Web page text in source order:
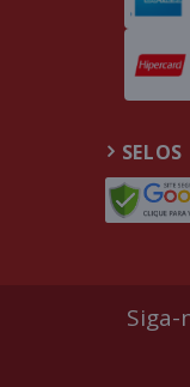
SELOS
Siga-